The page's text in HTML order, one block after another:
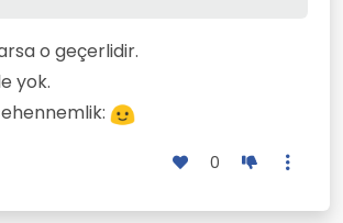
o geçerlidir.
yok.
0